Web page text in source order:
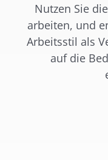
Nutzen Sie
arbeiten, und
Arbeitsstil als
auf die